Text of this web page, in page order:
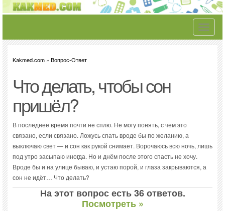
Toggle
Kakmed.com » Вопрос-Ответ
Что делать, чтобы сон
пришёл?
В последнее время почти не сплю. Не могу понять, с чем это
связано, если связано. Ложусь спать вроде бы по желанию, а
выключаю свет — и сон как рукой снимает. Ворочаюсь всю ночь, лишь
под утро засыпаю иногда. Но и днём после этого спасть не хочу.
Вроде бы и на улице бываю, и устаю порой, и глаза закрываются, а
сон не идёт… Что делать?
На этот вопрос есть 36 ответов.
Посмотреть »